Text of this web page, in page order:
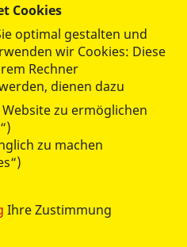
Cookies
optimal gestalten und
wir Cookies: Diese
Rechner
dienen dazu
zu ermöglichen
zu machen
Ihre Zustimmung